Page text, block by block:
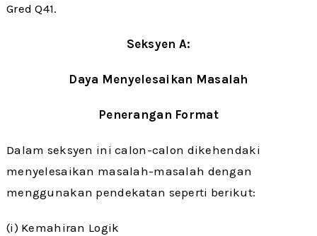
Gred Q41.
Seksyen A:
Daya Menyelesaikan Masalah
Penerangan Format
Dalam seksyen ini calon-calon dikehendaki
menyelesaikan masalah-masalah dengan
menggunakan pendekatan seperti berikut:
(i) Kemahiran Logik